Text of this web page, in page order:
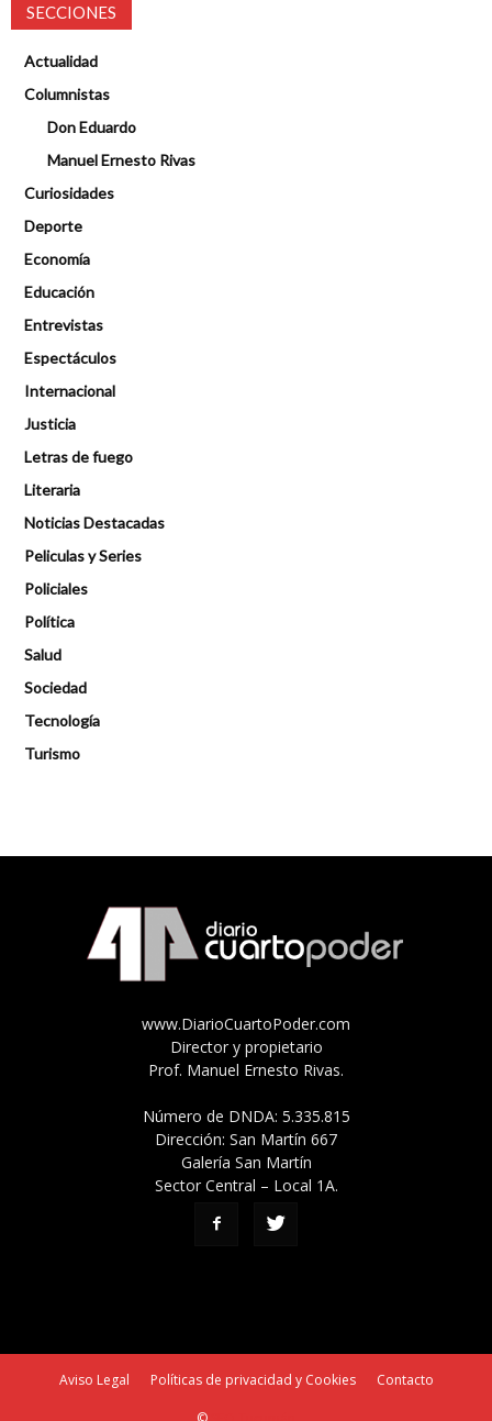
SECCIONES
Actualidad
Columnistas
Don Eduardo
Manuel Ernesto Rivas
Curiosidades
Deporte
Economía
Educación
Entrevistas
Espectáculos
Internacional
Justicia
Letras de fuego
Literaria
Noticias Destacadas
Peliculas y Series
Policiales
Política
Salud
Sociedad
Tecnología
Turismo
www.DiarioCuartoPoder.com
Director y propietario
Prof. Manuel Ernesto Rivas.
Número de DNDA: 5.335.815
Dirección: San Martín 667
Galería San Martín
Sector Central – Local 1A.
Aviso Legal Políticas de privacidad y Cookies Contacto